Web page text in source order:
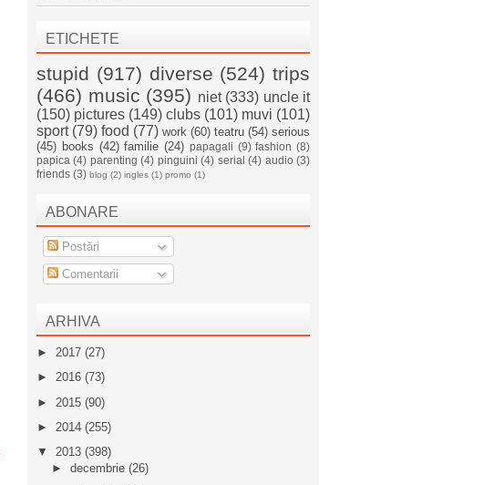
ETICHETE
stupid (917) diverse (524) trips
(466) music (395) niet (333) uncle it
(150) pictures (149) clubs (101) muvi (101)
sport (79) food (77) work (60) teatru (54) serious
(45) books (42) familie (24) papagali (9) fashion (8)
papica (4) parenting (4) pinguini (4) serial (4) audio (3)
friends (3) blog (2) ingles (1) promo (1)
ABONARE
Postări
Comentarii
ARHIVA
► 2017 (27)
► 2016 (73)
► 2015 (90)
► 2014 (255)
▼ 2013 (398)
► decembrie (26)